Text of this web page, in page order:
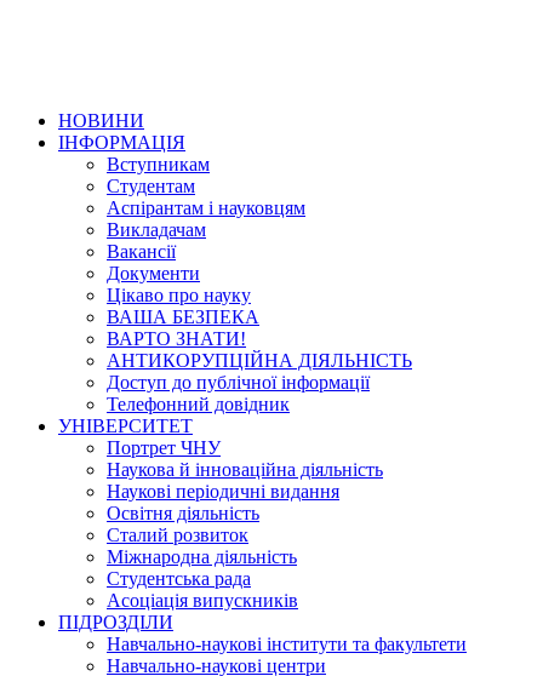
НОВИНИ
ІНФОРМАЦІЯ
Вступникам
Студентам
Аспірантам і науковцям
Викладачам
Вакансії
Документи
Цікаво про науку
ВАША БЕЗПЕКА
ВАРТО ЗНАТИ!
АНТИКОРУПЦІЙНА ДІЯЛЬНІСТЬ
Доступ до публічної інформації
Телефонний довідник
УНІВЕРСИТЕТ
Портрет ЧНУ
Наукова й інноваційна діяльність
Наукові періодичні видання
Освітня діяльність
Сталий розвиток
Міжнародна діяльність
Студентська рада
Асоціація випускників
ПІДРОЗДІЛИ
Навчально-наукові інститути та факультети
Навчально-наукові центри